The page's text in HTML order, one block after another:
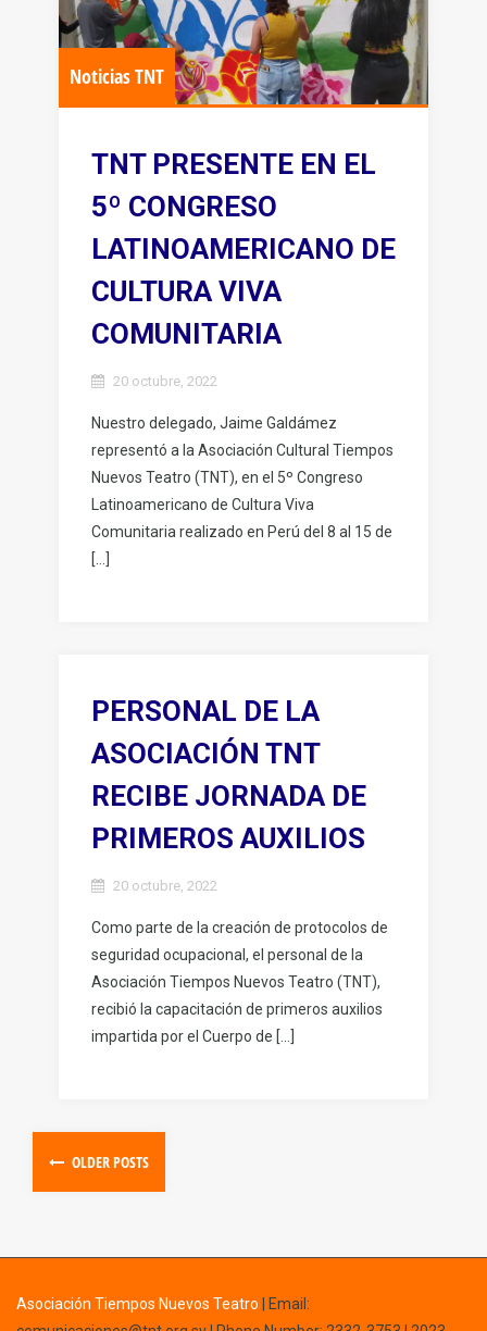
Noticias TNT
TNT PRESENTE EN EL
5º CONGRESO
LATINOAMERICANO DE
CULTURA VIVA
COMUNITARIA
20 octubre, 2022
Nuestro delegado, Jaime Galdámez
representó a la Asociación Cultural Tiempos
Nuevos Teatro (TNT), en el 5º Congreso
Latinoamericano de Cultura Viva
Comunitaria realizado en Perú del 8 al 15 de
[…]
PERSONAL DE LA
ASOCIACIÓN TNT
RECIBE JORNADA DE
PRIMEROS AUXILIOS
20 octubre, 2022
Como parte de la creación de protocolos de
seguridad ocupacional, el personal de la
Asociación Tiempos Nuevos Teatro (TNT),
recibió la capacitación de primeros auxilios
impartida por el Cuerpo de […]
OLDER POSTS
Asociación Tiempos Nuevos Teatro
Email: